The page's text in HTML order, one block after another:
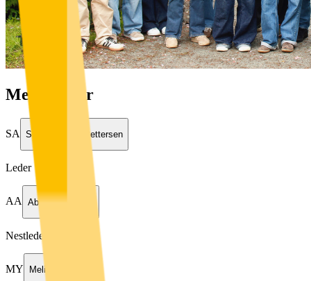
Medlemmer
SA Steffen Andre Pettersen
Leder
AA Abdishakur Abdi
Nestleder
MY Melissa Yi Xie